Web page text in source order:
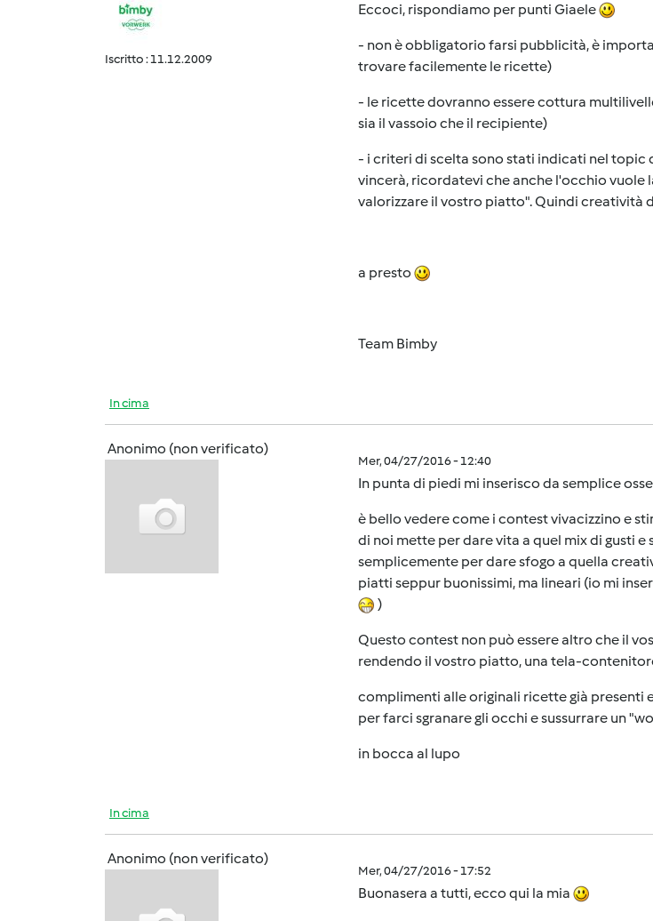
Iscritto : 11.12.2009
Eccoci, rispondiamo per punti Giaele
- non è obbligatorio farsi pubblicità, è
trovare facilemente le ricette)
- le ricette dovranno essere cottura
sia il vassoio che il recipiente)
- i criteri di scelta sono stati indicati nel topic
vincerà, ricordatevi che anche l'occhio
valorizzare il vostro piatto". Quindi creatività
a presto
Team Bimby
In cima
Anonimo (non verificato)
Mer, 04/27/2016 - 12:40
In punta di piedi mi inserisco da semplice
è bello vedere come i contest vivacizzino e
di noi mette per dare vita a quel mix di gusti
semplicemente per dare sfogo a quella
piatti seppur buonissimi, ma lineari (io mi
)
Questo contest non può essere altro che il
rendendo il vostro piatto, una tela-
complimenti alle originali ricette già presenti
per farci sgranare gli occhi e sussurrare un
in bocca al lupo
In cima
Anonimo (non verificato)
Mer, 04/27/2016 - 17:52
Buonasera a tutti, ecco qui la mia